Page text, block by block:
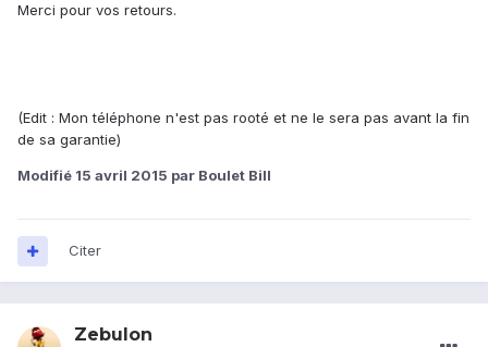
Merci pour vos retours.
(Edit : Mon téléphone n'est pas rooté et ne le sera pas avant la fin
de sa garantie)
Modifié 15 avril 2015 par Boulet Bill
Citer
Zebulon